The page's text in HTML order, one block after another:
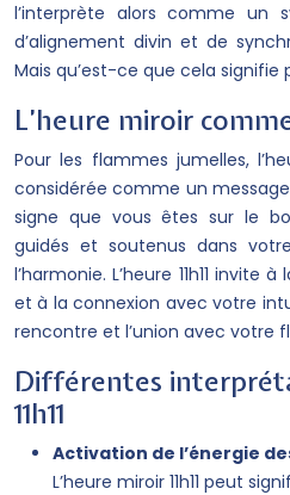
l’interprète alors comme un
d’alignement divin et de
Mais qu’est-ce que cela
L’heure miroir
Pour les flammes jumelles,
considérée comme un message
signe que vous êtes sur le
guidés et soutenus dans
l’harmonie. L’heure 11h11 invite
et à la connexion avec votre
rencontre et l’union avec votre
Différentes
11h11
Activation de l’énergie
L’heure miroir 11h11 peut